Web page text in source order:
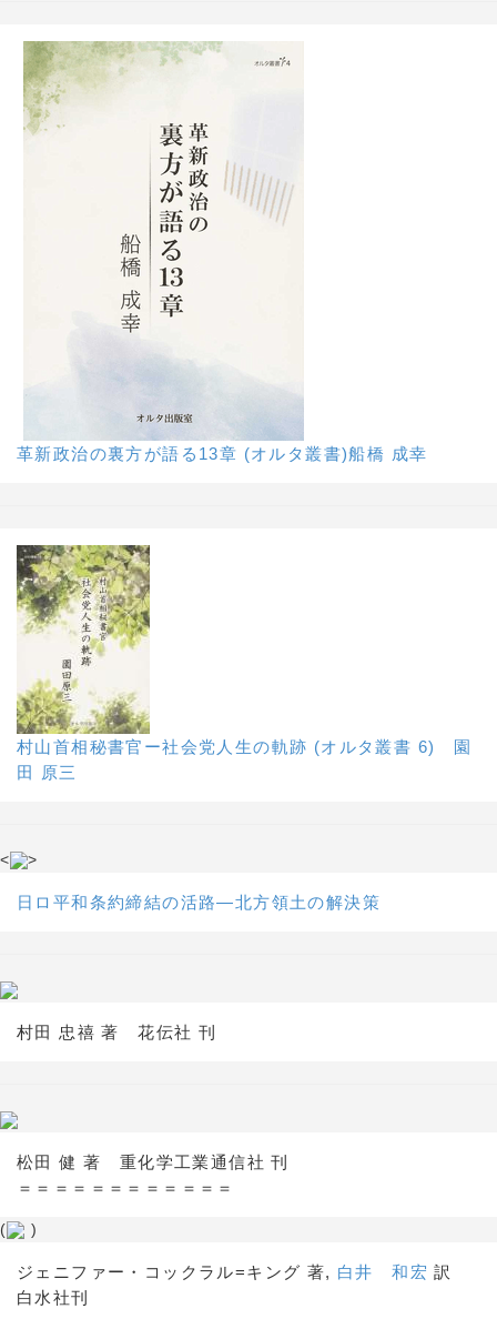
革新政治の裏方が語る13章 (オルタ叢書)船橋 成幸
村山首相秘書官ー社会党人生の軌跡 (オルタ叢書 6) 園
田 原三
< >
日ロ平和条約締結の活路―北方領土の解決策
村田 忠禧 著 花伝社 刊
松田 健 著 重化学工業通信社 刊
＝＝＝＝＝＝＝＝＝＝＝＝
( )
ジェニファー・コックラル=キング 著, 白井 和宏 訳
白水社刊